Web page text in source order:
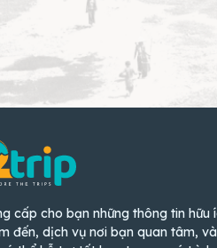
cấp cho bạn những thông tin hữu
đến, dịch vụ nơi bạn quan tâm,